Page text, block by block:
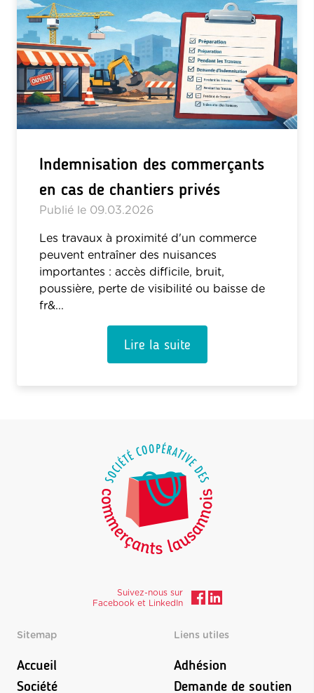
Indemnisation des commerçants
en cas de chantiers privés
Publié le 09.03.2026
Les travaux à proximité d'un commerce
peuvent entraîner des nuisances
importantes : accès difficile, bruit,
poussière, perte de visibilité ou baisse de
fr&...
Lire la suite
Suivez-nous sur
Facebook et LinkedIn
Sitemap
Accueil
Société
Liens utiles
Adhésion
Demande de soutien